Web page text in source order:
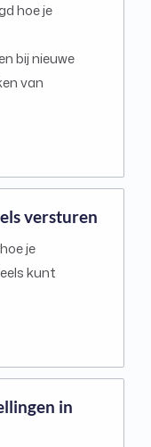
hoe je
bij nieuwe
van
versturen
je
kunt
in